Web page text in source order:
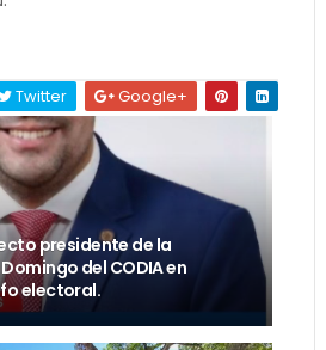
Twitter Google+
presidente de la
del CODIA en
electoral.